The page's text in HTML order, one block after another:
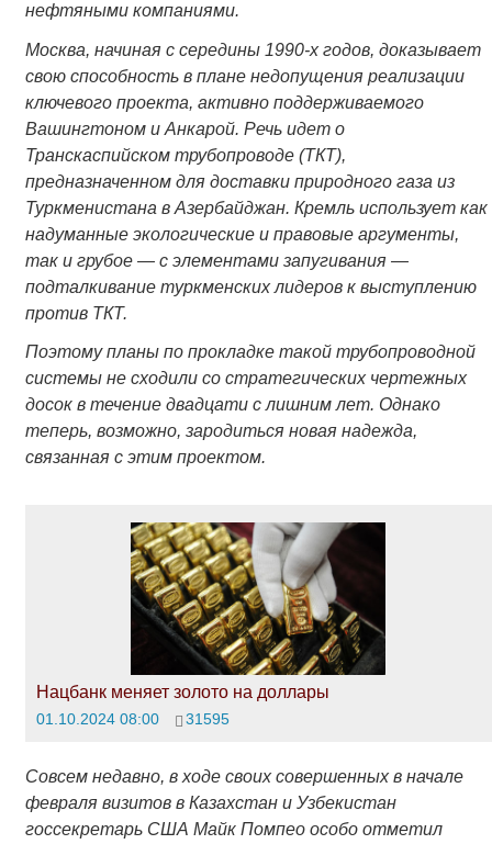
нефтяными компаниями.
Москва, начиная с середины 1990-х годов, доказывает
свою способность в плане недопущения реализации
ключевого проекта, активно поддерживаемого
Вашингтоном и Анкарой. Речь идет о
Транскаспийском трубопроводе (ТКТ),
предназначенном для доставки природного газа из
Туркменистана в Азербайджан. Кремль использует как
надуманные экологические и правовые аргументы,
так и грубое — с элементами запугивания —
подталкивание туркменских лидеров к выступлению
против ТКТ.
Поэтому планы по прокладке такой трубопроводной
системы не сходили со стратегических чертежных
досок в течение двадцати с лишним лет. Однако
теперь, возможно, зародиться новая надежда,
связанная с этим проектом.
Нацбанк меняет золото на доллары
01.10.2024 08:00 31595
Совсем недавно, в ходе своих совершенных в начале
февраля визитов в Казахстан и Узбекистан
госсекретарь США Майк Помпео особо отметил